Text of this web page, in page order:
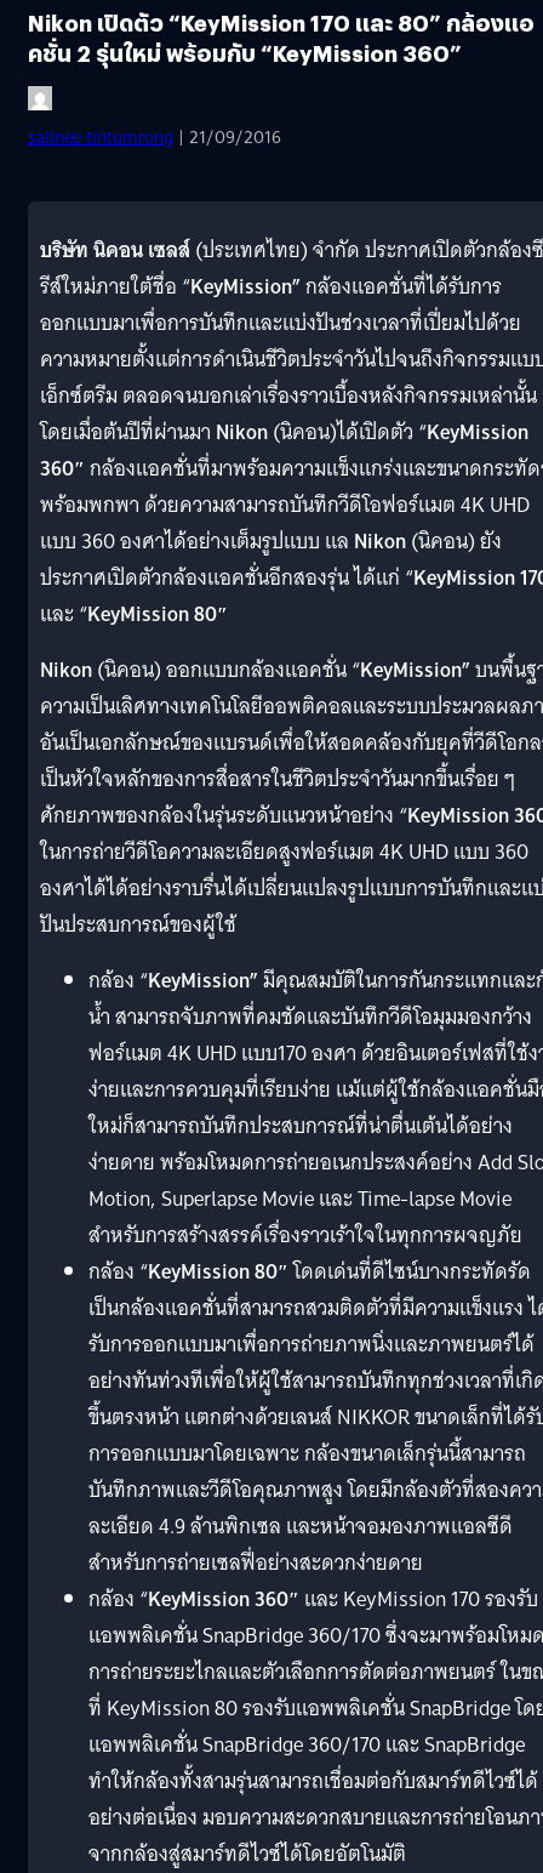
Nikon เปิดตัว “KeyMission 170 และ 80” กล้องแอ
คชั่น 2 รุ่นใหม่ พร้อมกับ “KeyMission 360”
salinee tintumrong | 21/09/2016
บริษัท นิคอน เซลส์(ประเทศไทย) จำกัด ประกาศเปิดตัวกล้องซี
รีส์ใหม่ภายใต้ชื่อ “KeyMission”กล้องแอคชั่นที่ได้รับการ
ออกแบบมาเพื่อการบันทึกและแบ่งปันช่วงเวลาที่เปี่ยมไปด้วย
ความหมายตั้งแต่การดำเนินชีวิตประจำวันไปจนถึงกิจกรรมแบ
เอ็กซ์ตรีม ตลอดจนบอกเล่าเรื่องราวเบื้องหลังกิจกรรมเหล่านั้น
โดยเมื่อต้นปีที่ผ่านมา Nikon(นิคอน)ได้เปิดตัว “KeyMission
360″ กล้องแอคชั่นที่มาพร้อมความแข็งแกร่งและขนาดกระทั
พร้อมพกพา ด้วยความสามารถบันทึกวีดีโอฟอร์แมต 4K UHD
แบบ 360 องศาได้อย่างเต็มรูปแบบ แล Nikon(นิคอน) ยัง
ประกาศเปิดตัวกล้องแอคชั่นอีกสองรุ่น ได้แก่ “KeyMission
และ “KeyMission 80″
Nikon(นิคอน) ออกแบบกล้องแอคชั่น “KeyMission”บนพื้นฐ
ความเป็นเลิศทางเทคโนโลยีออพติคอลและระบบประมวลผลภ
อันเป็นเอกลักษณ์ของแบรนด์เพื่อให้สอดคล้องกับยุคที่วีดีโอก
เป็นหัวใจหลักของการสื่อสารในชีวิตประจำวันมากขึ้นเรื่อย ๆ
ศักยภาพของกล้องในรุ่นระดับแนวหน้าอย่าง “KeyMission
ในการถ่ายวีดีโอความละเอียดสูงฟอร์แมต 4K UHD แบบ 360
องศาได้ได้อย่างราบรื่นได้เปลี่ยนแปลงรูปแบบการบันทึกและแ
ปันประสบการณ์ของผู้ใช้
กล้อง “KeyMission”มีคุณสมบัติในการกันกระแทกและ
น้ำ สามารถจับภาพที่คมชัดและบันทึกวีดีโอมุมมองกว้าง
ฟอร์แมต 4K UHD แบบ170 องศา ด้วยอินเตอร์เฟสที่ใช้
ง่ายและการควบคุมที่เรียบง่าย แม้แต่ผู้ใช้กล้องแอคชั่น
ใหม่ก็สามารถบันทึกประสบการณ์ที่น่าตื่นเต้นได้อย่าง
ง่ายดาย พร้อมโหมดการถ่ายอเนกประสงค์อย่าง Add
Motion, Superlapse Movie และ Time-lapse Movie
สำหรับการสร้างสรรค์เรื่องราวเร้าใจในทุกการผจญภัย
กล้อง “KeyMission 80″โดดเด่นที่ดีไซน์บางกระทัดรัด
เป็นกล้องแอคชั่นที่สามารถสวมติดตัวที่มีความแข็งแรง
รับการออกแบบมาเพื่อการถ่ายภาพนิ่งและภาพยนตร์ได้
อย่างทันท่วงทีเพื่อให้ผู้ใช้สามารถบันทึกทุกช่วงเวลาที่เกิ
ขึ้นตรงหน้า แตกต่างด้วยเลนส์ NIKKOR ขนาดเล็กที่ได้รั
การออกแบบมาโดยเฉพาะ กล้องขนาดเล็กรุ่นนี้สามารถ
บันทึกภาพและวีดีโอคุณภาพสูง โดยมีกล้องตัวที่สองคว
ละเอียด 4.9 ล้านพิกเซล และหน้าจอมองภาพแอลซีดี
สำหรับการถ่ายเซลฟี่อย่างสะดวกง่ายดาย
กล้อง “KeyMission 360″ และ KeyMission 170 รองรับ
แอพพลิเคชั่น SnapBridge 360/170 ซึ่งจะมาพร้อมโหม
การถ่ายระยะไกลและตัวเลือกการตัดต่อภาพยนตร์ ใน
ที่ KeyMission 80 รองรับแอพพลิเคชั่น SnapBridge โด
แอพพลิเคชั่น SnapBridge 360/170 และ SnapBridge
ทำให้กล้องทั้งสามรุ่นสามารถเชื่อมต่อกับสมาร์ทดีไวซ์ได้
อย่างต่อเนื่อง มอบความสะดวกสบายและการถ่ายโอนภ
จากกล้องสู่สมาร์ทดีไวซ์ได้โดยอัตโนมัติ